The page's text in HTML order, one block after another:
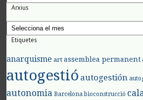
Arxius
Arxius
Etiquetes
anarquisme art assemblea permanent
autogestió autogestión
autonomia Barcelona bioconstrucció